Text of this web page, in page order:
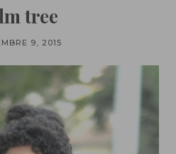
tree
9, 2015